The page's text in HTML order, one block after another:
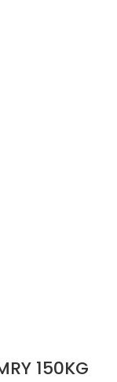
150KG